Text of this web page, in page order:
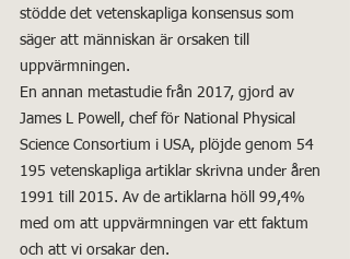
stödde det vetenskapliga konsensus som
säger att människan är orsaken till
uppvärmningen.
En annan metastudie från 2017, gjord av
James L Powell, chef för National Physical
Science Consortium i USA, plöjde genom 54
195 vetenskapliga artiklar skrivna under åren
1991 till 2015. Av de artiklarna höll 99,4%
med om att uppvärmningen var ett faktum
och att vi orsakar den.